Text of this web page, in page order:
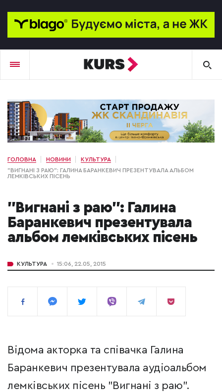
ГОЛОВНА НОВИНИ
КУЛЬТУРА
"ВИГНАНІ З РАЮ": ГАЛИНА БАРАНКЕВИЧ ПРЕЗЕНТУВАЛА АЛЬБОМ
ЛЕМКІВСЬКИХ ПІСЕНЬ
"Вигнані з раю": Галина
Баранкевич презентувала
альбом лемківських пісень
КУЛЬТУРА 15:06, 22.05, 2015
Відома акторка та співачка Галина
Баранкевич презентувала аудіоальбом
лемківських пісень "Вигнані з раю".